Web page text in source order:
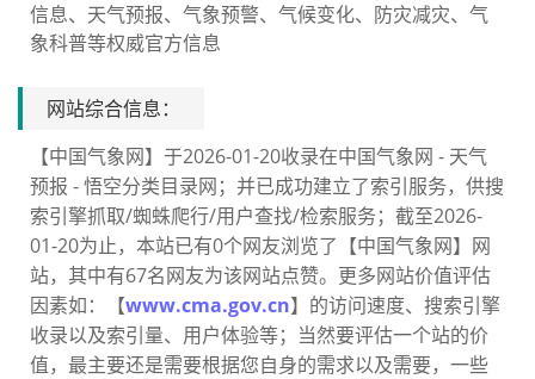
信息、天气预报、气象预警、气候变化、防灾减灾、气
象科普等权威官方信息
网站综合信息：
【中国气象网】于2026-01-20收录在中国气象网 - 天气
预报 - 悟空分类目录网；并已成功建立了索引服务，供搜
索引擎抓取/蜘蛛爬行/用户查找/检索服务；截至2026-
01-20为止，本站已有0个网友浏览了【中国气象网】网
站，其中有67名网友为该网站点赞。更多网站价值评估
因素如：【www.cma.gov.cn】的访问速度、搜索引擎
收录以及索引量、用户体验等；当然要评估一个站的价
值，最主要还是需要根据您自身的需求以及需要，一些